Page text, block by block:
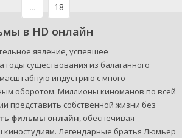
... 18
в HD онлайн
явление, успевшее
существования из балаганного
индустрию с много
оборотом. Миллионы киноманов по всей
представить собственной жизни без
фильмы онлайн, обеспечивая
киностудиям. Легендарные братья Люмьер